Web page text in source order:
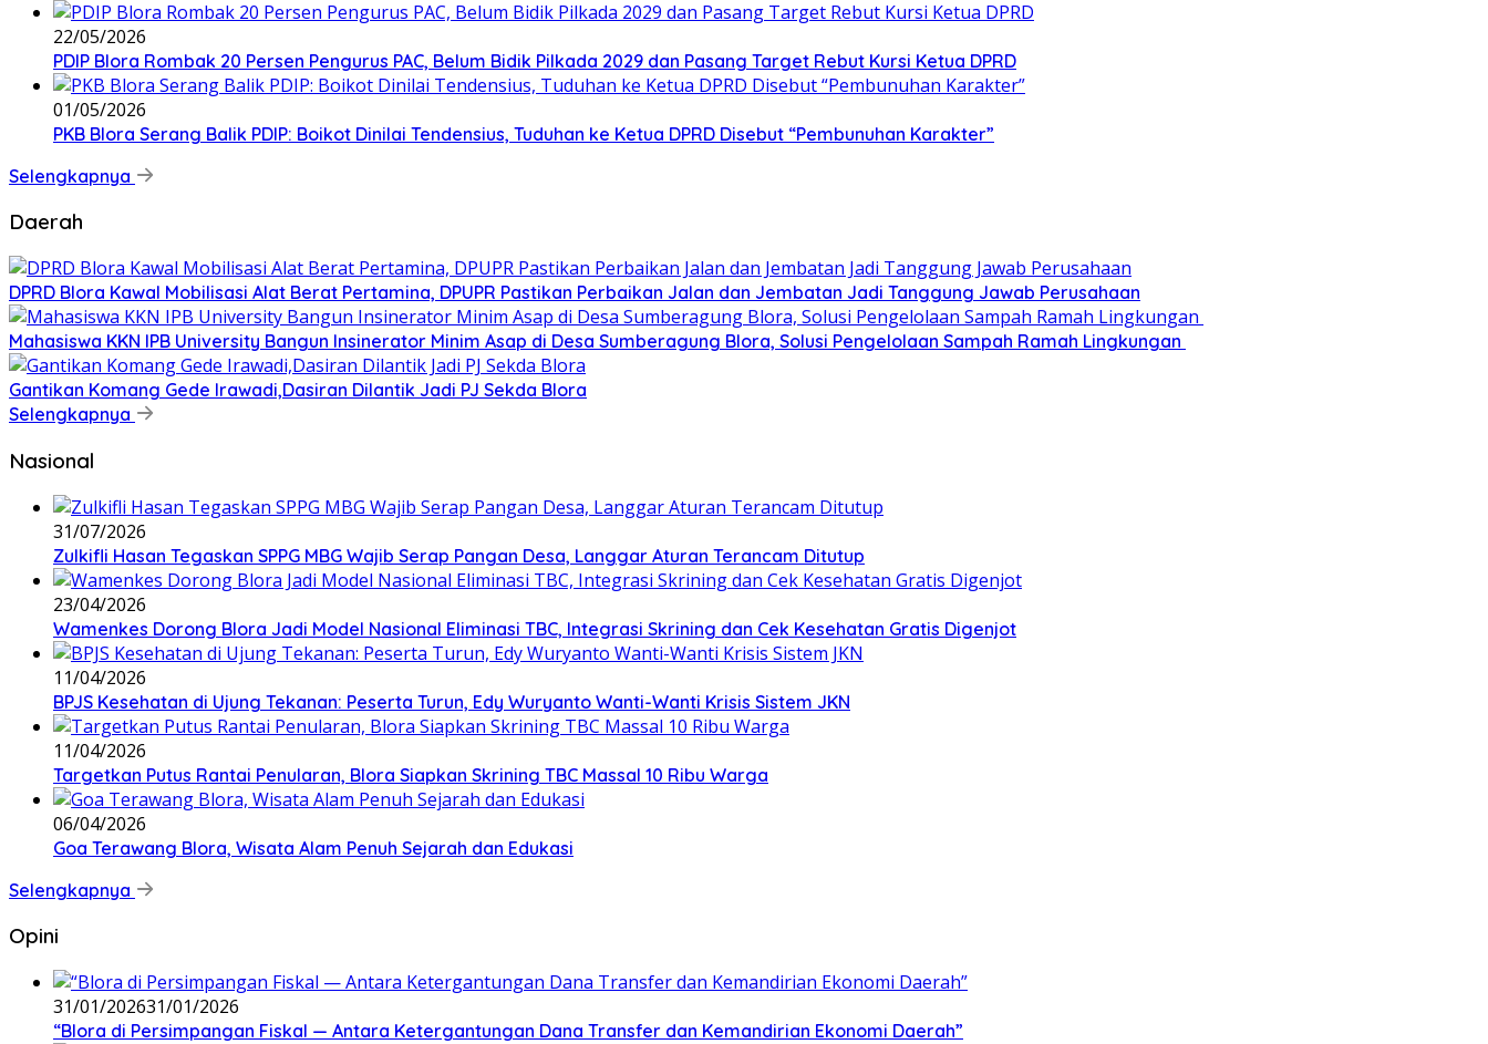
22/05/2026
PDIP Blora Rombak 20 Persen Pengurus PAC, Belum Bidik Pilkada 2029 dan Pasang Target Rebut Kursi Ketua DPRD
01/05/2026
PKB Blora Serang Balik PDIP: Boikot Dinilai Tendensius, Tuduhan ke Ketua DPRD Disebut “Pembunuhan Karakter”
Selengkapnya
Daerah
DPRD Blora Kawal Mobilisasi Alat Berat Pertamina, DPUPR Pastikan Perbaikan Jalan dan Jembatan Jadi Tanggung Jawab Perusahaan
Mahasiswa KKN IPB University Bangun Insinerator Minim Asap di Desa Sumberagung Blora, Solusi Pengelolaan Sampah Ramah Lingkungan ‎
Gantikan Komang Gede Irawadi,Dasiran Dilantik Jadi PJ Sekda Blora
Selengkapnya
Nasional
31/07/2026
Zulkifli Hasan Tegaskan SPPG MBG Wajib Serap Pangan Desa, Langgar Aturan Terancam Ditutup
23/04/2026
Wamenkes Dorong Blora Jadi Model Nasional Eliminasi TBC, Integrasi Skrining dan Cek Kesehatan Gratis Digenjot
11/04/2026
BPJS Kesehatan di Ujung Tekanan: Peserta Turun, Edy Wuryanto Wanti-Wanti Krisis Sistem JKN
11/04/2026
‎Targetkan Putus Rantai Penularan, Blora Siapkan Skrining TBC Massal 10 Ribu Warga
06/04/2026
Goa Terawang Blora, Wisata Alam Penuh Sejarah dan Edukasi
Selengkapnya
Opini
31/01/202631/01/2026
‎“Blora di Persimpangan Fiskal — Antara Ketergantungan Dana Transfer dan Kemandirian Ekonomi Daerah”